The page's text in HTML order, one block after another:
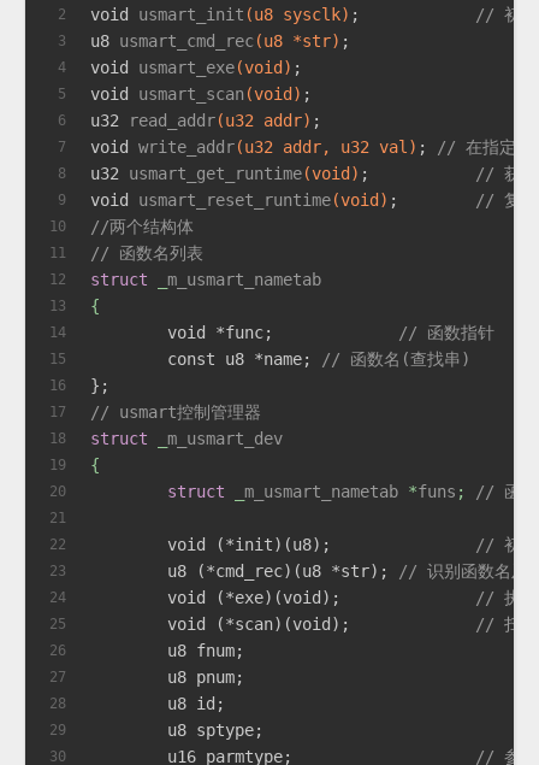
2
3
4
5
6
7
8
9
10
11
12
13
14
15
16
17
18
19
20
21
22
23
24
25
26
27
28
29
30
void
usmart_init (u8 sysclk)
// 初始
u8 usmart_cmd_rec(u8 *str)
void
usmart_exe(void )
void
usmart_scan (void )
u32
read_addr(u32 addr)
void
write_addr(u32 addr, u32 val) ;
// 在指定地
u32 usmart_get_runtime(void )
// 获取
void
usmart_reset_runtime(void )
// 复位
//两个结构体
// 函数名列表
struct
m_usmart_nametab
{
void
// 函数指针
const u8 *name;
// 函数名(查找串)
};
// usmart控制管理器
struct
m_usmart_dev
{
struct
m_usmart_nametab *funs ; // 函数
void
// 初始
	u8 (*cmd_rec)(u8 *str);
// 识别函数名及
void
(*exe)(void
// 执行
void
(*scan)(void
// 扫描
// 参数